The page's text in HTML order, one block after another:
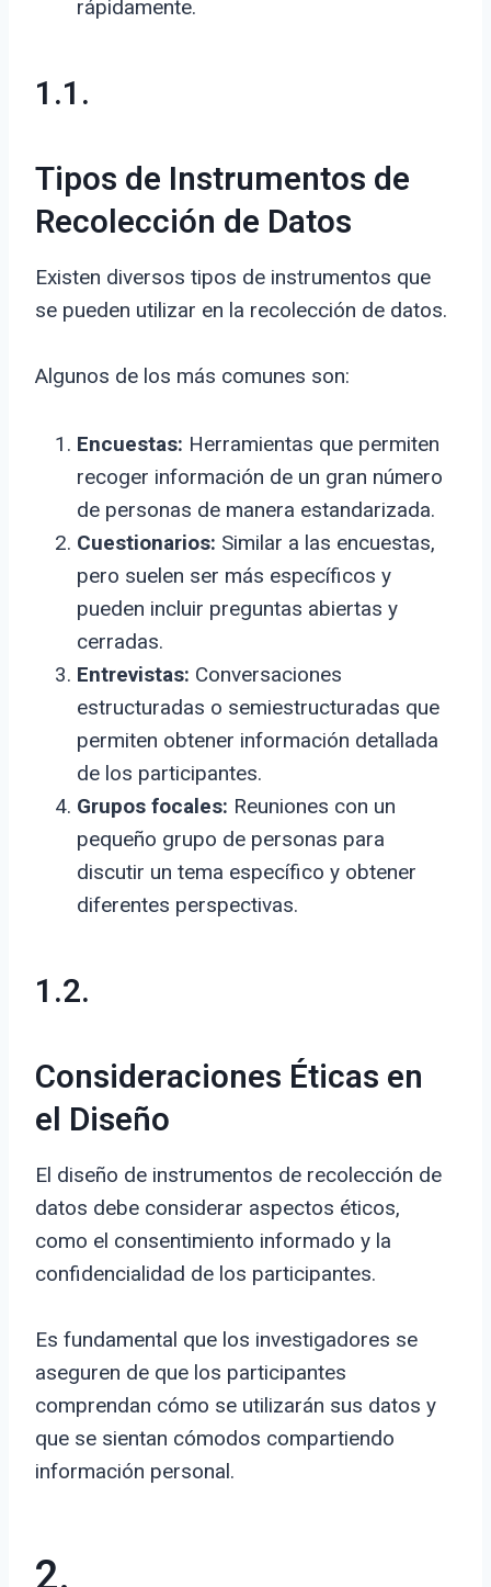
rápidamente.
1.1.
Tipos de Instrumentos de
Recolección de Datos
Existen diversos tipos de instrumentos que
se pueden utilizar en la recolección de datos.
Algunos de los más comunes son:
Encuestas: Herramientas que permiten
recoger información de un gran número
de personas de manera estandarizada.
Cuestionarios: Similar a las encuestas,
pero suelen ser más específicos y
pueden incluir preguntas abiertas y
cerradas.
Entrevistas: Conversaciones
estructuradas o semiestructuradas que
permiten obtener información detallada
de los participantes.
Grupos focales: Reuniones con un
pequeño grupo de personas para
discutir un tema específico y obtener
diferentes perspectivas.
1.2.
Consideraciones Éticas en
el Diseño
El diseño de instrumentos de recolección de
datos debe considerar aspectos éticos,
como el consentimiento informado y la
confidencialidad de los participantes.
Es fundamental que los investigadores se
aseguren de que los participantes
comprendan cómo se utilizarán sus datos y
que se sientan cómodos compartiendo
información personal.